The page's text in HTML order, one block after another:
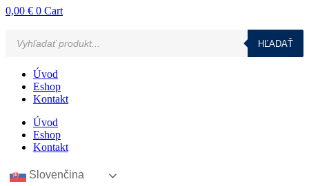
0,00 € 0 Cart
search
HĽADAŤ
Úvod
Eshop
Kontakt
Úvod
Eshop
Kontakt
Slovenčina